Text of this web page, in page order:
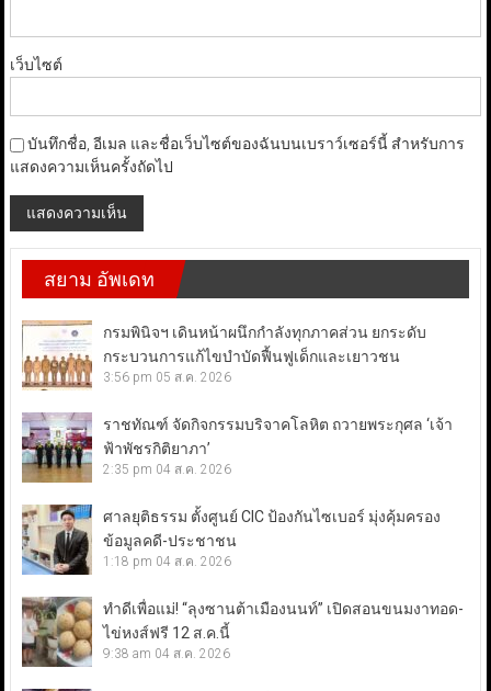
เว็บไซต์
บันทึกชื่อ, อีเมล และชื่อเว็บไซต์ของฉันบนเบราว์เซอร์นี้ สำหรับการ
แสดงความเห็นครั้งถัดไป
สยาม อัพเดท
กรมพินิจฯ เดินหน้าผนึกกำลังทุกภาคส่วน ยกระดับ
กระบวนการแก้ไขบำบัดฟื้นฟูเด็กและเยาวชน
3:56 pm 05 ส.ค. 2026
ราชทัณฑ์ จัดกิจกรรมบริจาคโลหิต ถวายพระกุศล ‘เจ้า
ฟ้าพัชรกิติยาภา’
2:35 pm 04 ส.ค. 2026
ศาลยุติธรรม ตั้งศูนย์ CIC ป้องกันไซเบอร์ มุ่งคุ้มครอง
ข้อมูลคดี-ประชาชน
1:18 pm 04 ส.ค. 2026
ทำดีเพื่อแม่! “ลุงซานต้าเมืองนนท์” เปิดสอนขนมงาทอด-
ไข่หงส์ฟรี 12 ส.ค.นี้
9:38 am 04 ส.ค. 2026